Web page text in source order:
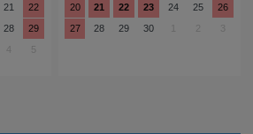
21
22
28
29
4 5
20
21 22 23 24 25
26
27
28 29 30 3